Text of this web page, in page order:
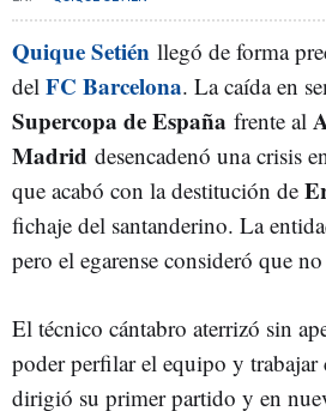
Quique Setién llegó de forma
del FC Barcelona. La caída en
Supercopa de España frente al
Madrid desencadenó una crisis
que acabó con la destitución de
fichaje del santanderino. La
pero el egarense consideró que
El técnico cántabro aterrizó sin
poder perfilar el equipo y trabajar
dirigió su primer partido y en